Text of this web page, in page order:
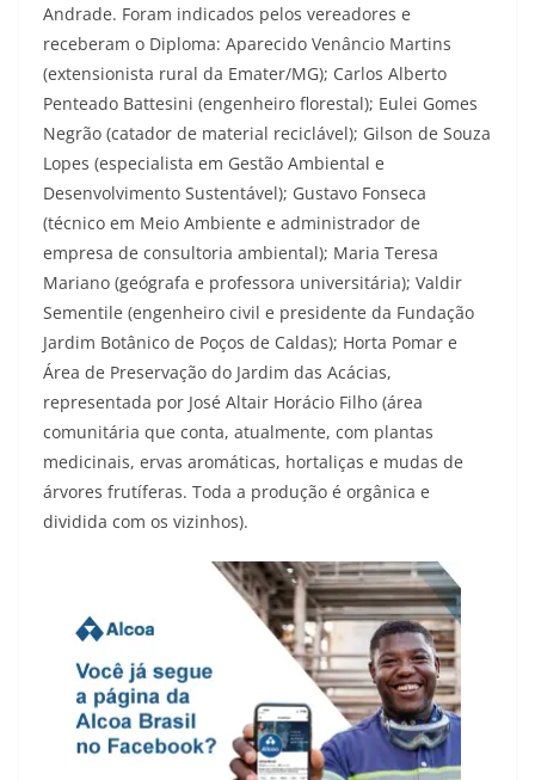
Andrade. Foram indicados pelos vereadores e
receberam o Diploma: Aparecido Venâncio Martins
(extensionista rural da Emater/MG); Carlos Alberto
Penteado Battesini (engenheiro florestal); Eulei Gomes
Negrão (catador de material reciclável); Gilson de Souza
Lopes (especialista em Gestão Ambiental e
Desenvolvimento Sustentável); Gustavo Fonseca
(técnico em Meio Ambiente e administrador de
empresa de consultoria ambiental); Maria Teresa
Mariano (geógrafa e professora universitária); Valdir
Sementile (engenheiro civil e presidente da Fundação
Jardim Botânico de Poços de Caldas); Horta Pomar e
Área de Preservação do Jardim das Acácias,
representada por José Altair Horácio Filho (área
comunitária que conta, atualmente, com plantas
medicinais, ervas aromáticas, hortaliças e mudas de
árvores frutíferas. Toda a produção é orgânica e
dividida com os vizinhos).